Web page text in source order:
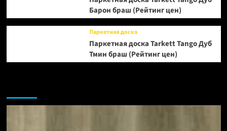
Барон браш (Рейтинг цен)
Паркетная доска
Паркетная доска Tarkett Tango Дуб
Тмин браш (Рейтинг цен)